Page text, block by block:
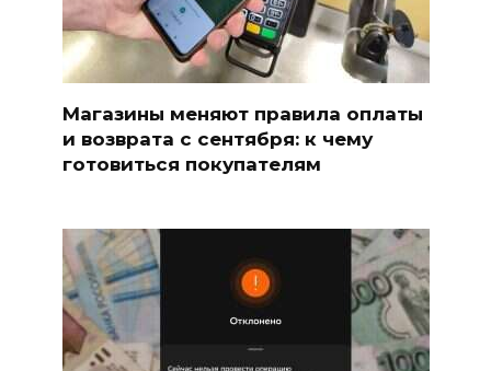
Магазины меняют правила оплаты
и возврата с сентября: к чему
готовиться покупателям